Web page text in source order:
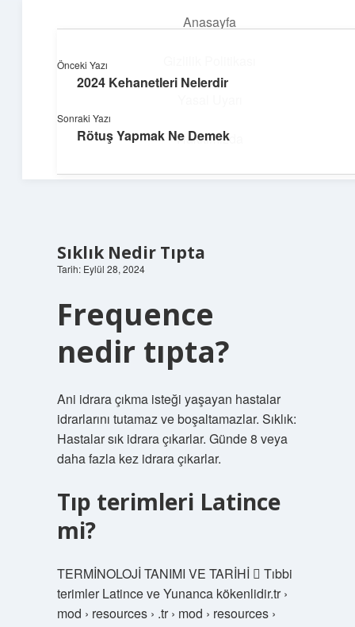
Anasayfa
Hakkımızda
Hızlı hikayelerle gününü şenlendir!
Sıklık Nedir Tıpta
Tarih: Eylül 28, 2024
Frequence
nedir tıpta?
Ani idrara çıkma isteği yaşayan hastalar
idrarlarını tutamaz ve boşaltamazlar. Sıklık:
Hastalar sık ​​idrara çıkarlar. Günde 8 veya
daha fazla kez idrara çıkarlar.
Tıp terimleri Latince
mi?
TERMİNOLOJİ TANIMI VE TARİHİ  Tıbbi
terimler Latince ve Yunanca kökenlidir.tr ›
mod › resources › .tr › mod › resources ›
Önceki Yazı
2024 Kehanetleri Nelerdir
Sonraki Yazı
Rötuş Yapmak Ne Demek